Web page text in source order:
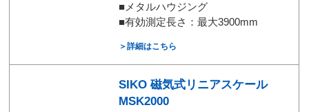
■メタルハウジング
■有効測定長さ：最大3900mm
＞詳細はこちら
SIKO 磁気式リニアスケール
MSK2000